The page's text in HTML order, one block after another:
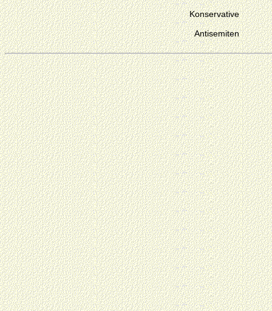
Konservative
Antisemiten